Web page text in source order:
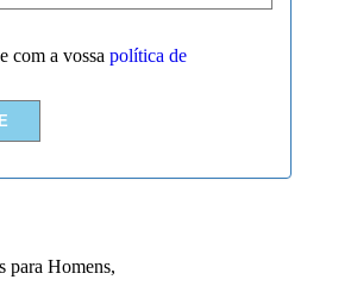
e com a vossa política de
para Homens,